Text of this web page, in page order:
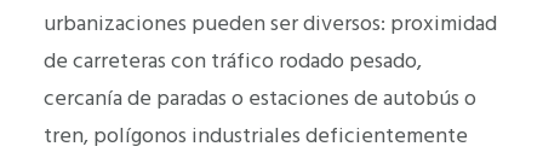
urbanizaciones pueden ser diversos: proximidad
de carreteras con tráfico rodado pesado,
cercanía de paradas o estaciones de autobús o
tren, polígonos industriales deficientemente